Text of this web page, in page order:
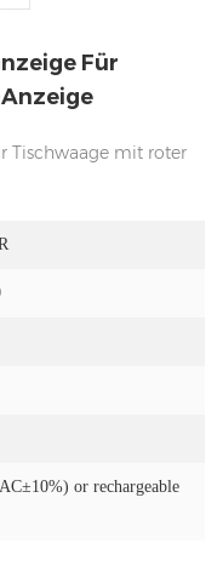
Für
Tischwaage mit roter
or rechargeable